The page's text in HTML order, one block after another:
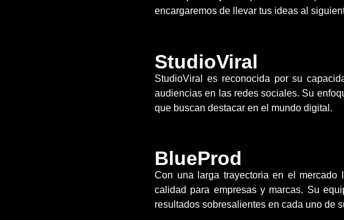
encargaremos de llevar tus ideas al
StudioViral
StudioViral es reconocida por su
audiencias en las redes sociales. Su
que buscan destacar en el mundo digital.
BlueProd
Con una larga trayectoria en el
calidad para empresas y marcas. Su
resultados sobresalientes en cada uno de